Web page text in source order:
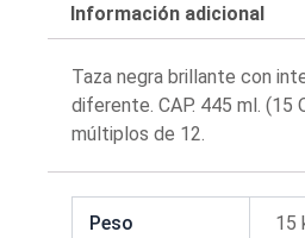
Información adicional
Taza negra brillante con
diferente. CAP. 445 ml. (15
múltiplos de 12.
Peso 15